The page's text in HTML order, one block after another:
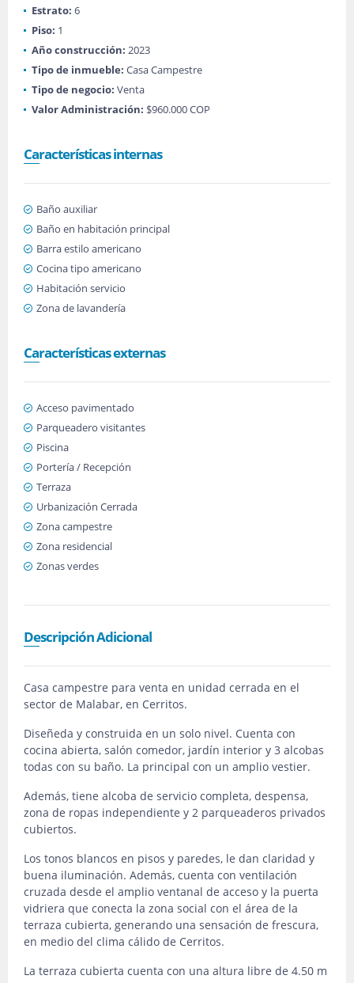
Estrato: 6
Piso: 1
Año construcción: 2023
Tipo de inmueble: Casa Campestre
Tipo de negocio: Venta
Valor Administración: $960.000 COP
Características internas
Baño auxiliar
Baño en habitación principal
Barra estilo americano
Cocina tipo americano
Habitación servicio
Zona de lavandería
Características externas
Acceso pavimentado
Parqueadero visitantes
Piscina
Portería / Recepción
Terraza
Urbanización Cerrada
Zona campestre
Zona residencial
Zonas verdes
Descripción Adicional
Casa campestre para venta en unidad cerrada en el
sector de Malabar, en Cerritos.
Diseñeda y construida en un solo nivel. Cuenta con
cocina abierta, salón comedor, jardín interior y 3 alcobas
todas con su baño. La principal con un amplio vestier.
Además, tiene alcoba de servicio completa, despensa,
zona de ropas independiente y 2 parqueaderos privados
cubiertos.
Los tonos blancos en pisos y paredes, le dan claridad y
buena iluminación. Además, cuenta con ventilación
cruzada desde el amplio ventanal de acceso y la puerta
vidriera que conecta la zona social con el área de la
terraza cubierta, generando una sensación de frescura,
en medio del clima cálido de Cerritos.
La terraza cubierta cuenta con una altura libre de 4.50 m